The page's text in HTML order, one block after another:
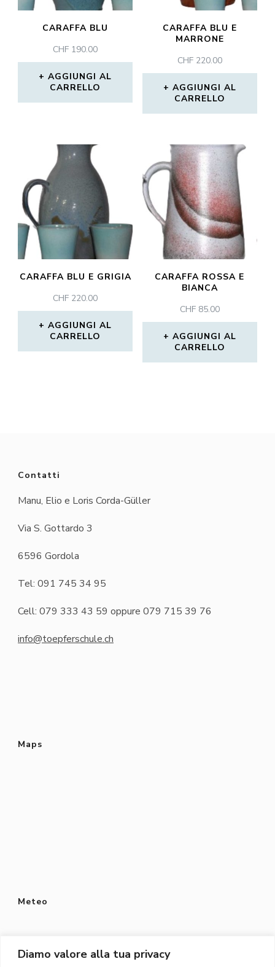
Diamo valore alla tua privacy
CARAFFA BLU
CHF 190.00
AGGIUNGI AL
CARRELLO
CARAFFA BLU E
MARRONE
CHF220.00
AGGIUNGI AL
CARRELLO
CARAFFA BLU E GRIGIA
CHF 220.00
AGGIUNGI AL
CARRELLO
CARAFFA ROSSA E
BIANCA
CHF85.00
AGGIUNGI AL
CARRELLO
Contatti
Manu, Elio e Loris Corda-Güller
Via S. Gottardo 3
6596 Gordola
Tel: 091 745 34 95
Cell: 079 333 43 59 oppure 079 715 39 76
info@toepferschule.ch
Maps
Meteo